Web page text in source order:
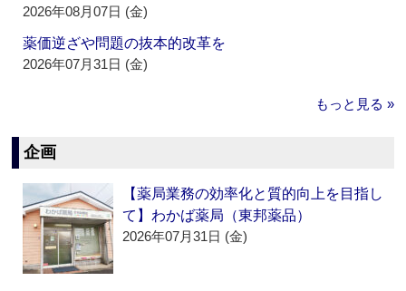
2026年08月07日 (金)
薬価逆ざや問題の抜本的改革を
2026年07月31日 (金)
もっと見る »
企画
【薬局業務の効率化と質的向上を目指し
て】わかば薬局（東邦薬品）
2026年07月31日 (金)